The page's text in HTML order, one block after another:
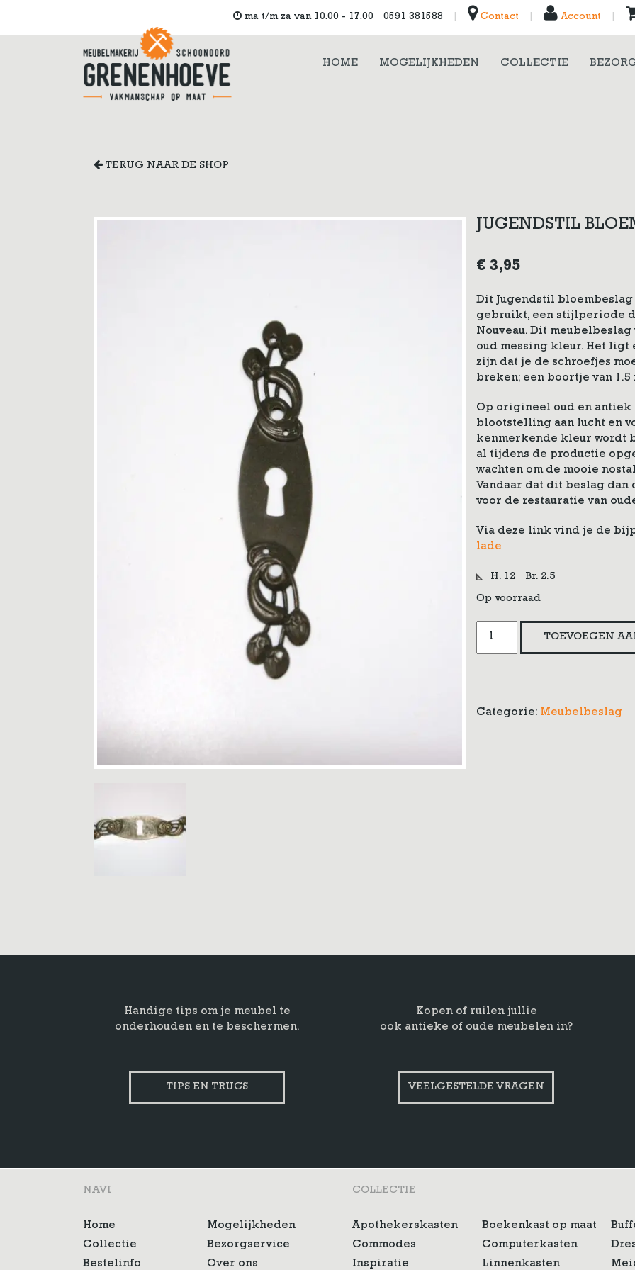
ma t/m za van 10.00 - 17.00 0591 381588 Contact Account
HOME MOGELIJKHEDEN COLLECTIE
TERUG NAAR DE SHOP
JUGENDSTIL
€ 3,95
Dit Jugendstil bloembeslag
gebruikt, een stijlperiode
Nouveau. Dit
oud messing kleur. Het ligt
zijn dat je de schroefjes
breken; een boortje van
Op origineel oud en antiek
blootstelling aan lucht en
kenmerkende kleur wordt
al tijdens de productie
wachten om de mooie
Vandaar dat dit beslag
voor de restauratie van
Via deze link vind je de
lade
H. 12 Br. 2.5
Op voorraad
TOEVOEGEN
Categorie: Meubelbeslag
Handige tips om je meubel te
onderhouden en te beschermen.
TIPS EN TRUCS
Kopen of ruilen jullie
ook antieke of oude meubelen in?
VEELGESTELDE VRAGEN
NAVI
Home
Mogelijkheden
Collectie
Bezorgservice
Bestelinfo
Over ons
COLLECTIE
Apothekerskasten Boekenkast op maat
Commodes
Computerkasten
Inspiratie
Linnenkasten